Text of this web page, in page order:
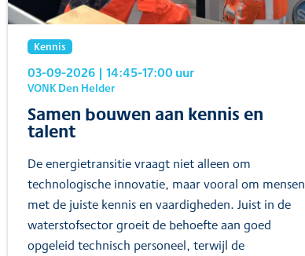
Kennis
03-09-2026 | 14:45-17:00 uur
VONK Den Helder
Samen bouwen aan kennis en
talent
De energietransitie vraagt niet alleen om
technologische innovatie, maar vooral om mensen
met de juiste kennis en vaardigheden. Juist in de
waterstofsector groeit de behoefte aan goed
opgeleid technisch personeel, terwijl de